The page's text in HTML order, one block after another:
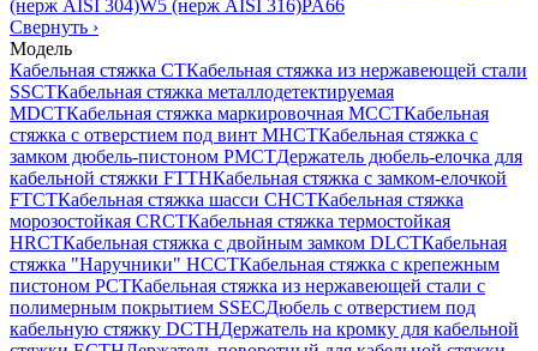
(нерж AISI 304)W5 (нерж AISI 316)PA66
Свернуть ›
Модель
Кабельная стяжка CTКабельная стяжка из нержавеющей стали
SSCTКабельная стяжка металлодетектируемая
MDCTКабельная стяжка маркировочная MCCTКабельная
стяжка с отверстием под винт MHCTКабельная стяжка с
замком дюбель-пистоном PMCTДержатель дюбель-елочка для
кабельной стяжки FTTHКабельная стяжка c замком-елочкой
FTCTКабельная стяжка шасси CHCTКабельная стяжка
морозостойкая CRCTКабельная стяжка термостойкая
HRCTКабельная стяжка с двойным замком DLCTКабельная
стяжка "Наручники" HCCTКабельная стяжка с крепежным
пистоном PCTКабельная стяжка из нержавеющей стали с
полимерным покрытием SSECДюбель с отверстием под
кабельную стяжку DCTHДержатель на кромку для кабельной